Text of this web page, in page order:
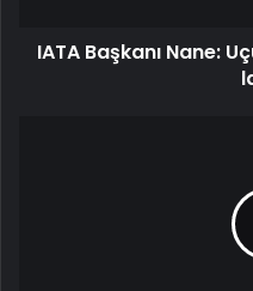
IATA Başkanı Nane: